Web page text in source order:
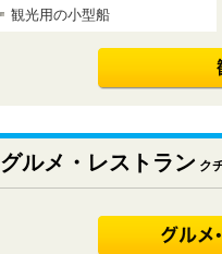
観光用の小型船
グルメ・レストラン ク